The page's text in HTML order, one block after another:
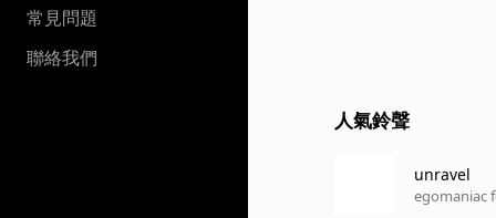
常見問題
聯絡我們
人氣鈴聲
unravel
egomaniac